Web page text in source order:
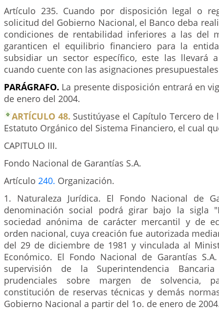
Artículo 235. Cuando por disposición legal o
solicitud del Gobierno Nacional, el Banco deba
condiciones de rentabilidad inferiores a las del
garanticen el equilibrio financiero para la
subsidiar un sector específico, este las llevará
cuando cuente con las asignaciones
PARÁGRAFO. La presente disposición entrará en
de enero del 2004.
ARTÍCULO 48. Sustitúyase el Capítulo Tercero de
Estatuto Orgánico del Sistema Financiero, el cual
CAPITULO III.
Fondo Nacional de Garantías S.A.
Artículo 240. Organización.
1. Naturaleza Jurídica. El Fondo Nacional de
denominación social podrá girar bajo la sigla
sociedad anónima de carácter mercantil y de
orden nacional, cuya creación fue autorizada
del 29 de diciembre de 1981 y vinculada al
Económico. El Fondo Nacional de Garantías
supervisión de la Superintendencia
prudenciales sobre margen de solvencia,
constitución de reservas técnicas y demás
Gobierno Nacional a partir del 1o. de enero de